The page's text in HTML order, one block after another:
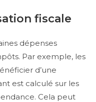
fiscale
dépenses
Par exemple, les
d’une
est calculé sur les
Cela peut